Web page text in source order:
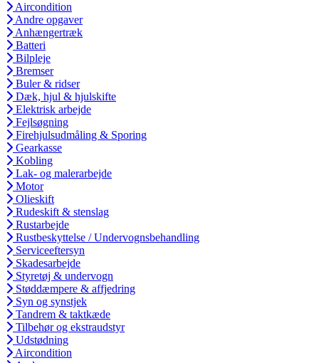
Aircondition
Andre opgaver
Anhængertræk
Batteri
Bilpleje
Bremser
Buler & ridser
Dæk, hjul & hjulskifte
Elektrisk arbejde
Fejlsøgning
Firehjulsudmåling & Sporing
Gearkasse
Kobling
Lak- og malerarbejde
Motor
Olieskift
Rudeskift & stenslag
Rustarbejde
Rustbeskyttelse / Undervognsbehandling
Serviceeftersyn
Skadesarbejde
Styretøj & undervogn
Støddæmpere & affjedring
Syn og synstjek
Tandrem & taktkæde
Tilbehør og ekstraudstyr
Udstødning
Aircondition